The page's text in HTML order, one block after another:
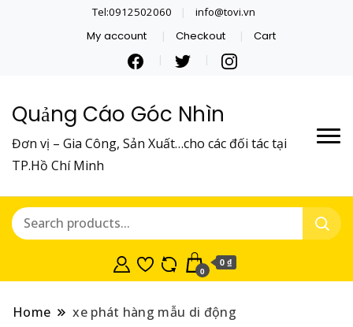
Tel:0912502060 info@tovi.vn
My account Checkout Cart
Quảng Cáo Góc Nhìn
Đơn vị – Gia Công, Sản Xuất…cho các đối tác tại
TP.Hồ Chí Minh
0
0 ₫
Home xe phát hàng mẫu di động